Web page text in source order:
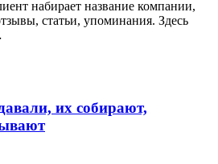
набирает название компании,
статьи, упоминания. Здесь
их собирают,